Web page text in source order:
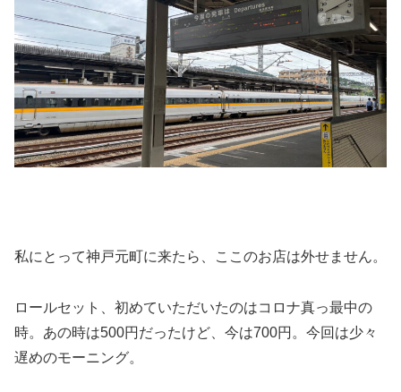
私にとって神戸元町に来たら、ここのお店は外せません。
ロールセット、初めていただいたのはコロナ真っ最中の
時。あの時は500円だったけど、今は700円。今回は少々
遅めのモーニング。